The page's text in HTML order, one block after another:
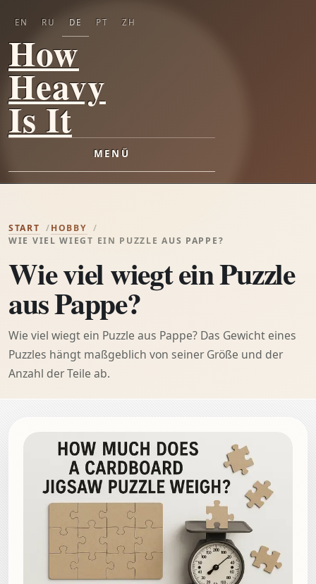
How
Heavy
Is It
MENÜ
EN RU DE PT ZH
START
HOBBY
WIE VIEL WIEGT EIN PUZZLE AUS PAPPE?
Wie viel wiegt ein Puzzle
aus Pappe?
Wie viel wiegt ein Puzzle aus Pappe? Das Gewicht eines
Puzzles hängt maßgeblich von seiner Größe und der
Anzahl der Teile ab.